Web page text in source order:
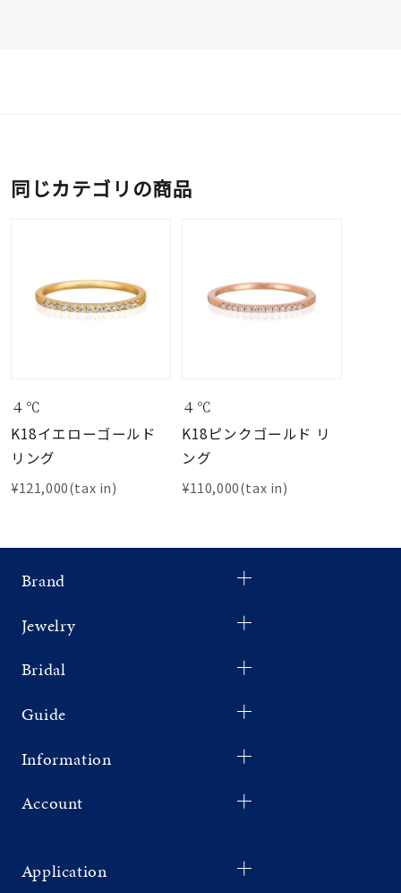
同じカテゴリの商品
４℃
K18イエローゴールド
リング
¥121,000(tax in)
４℃
K18ピンクゴールド リ
ング
¥110,000(tax in)
Brand
Jewelry
Bridal
Guide
Information
Account
Application